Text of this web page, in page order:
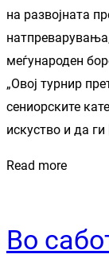
на развојната
меѓународен
„Овој турнир
сениорските
искуство и да ги
Read more
Во